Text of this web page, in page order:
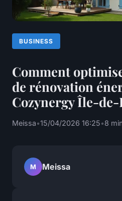
BUSINESS
Comment
de rénovation
Cozynergy Île-
Meissa•15/04/2026 16:25•8
M Meissa